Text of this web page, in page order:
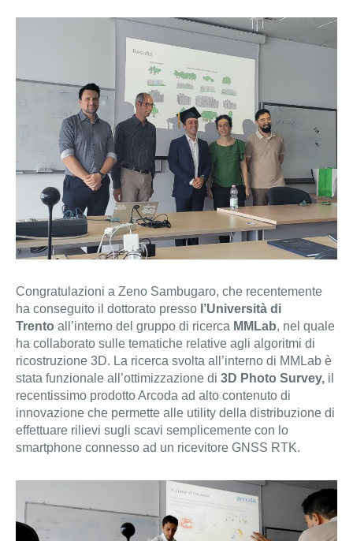
Congratulazioni a Zeno Sambugaro, che recentemente
ha conseguito il dottorato presso l’Università di
Trento all’interno del gruppo di ricerca MMLab, nel quale
ha collaborato sulle tematiche relative agli algoritmi di
ricostruzione 3D. La ricerca svolta all’interno di MMLab è
stata funzionale all’ottimizzazione di 3D Photo Survey, il
recentissimo prodotto Arcoda ad alto contenuto di
innovazione che permette alle utility della distribuzione di
effettuare rilievi sugli scavi semplicemente con lo
smartphone connesso ad un ricevitore GNSS RTK.